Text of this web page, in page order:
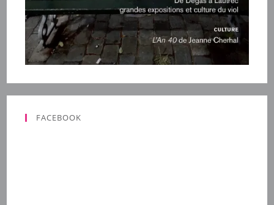
FACEBOOK